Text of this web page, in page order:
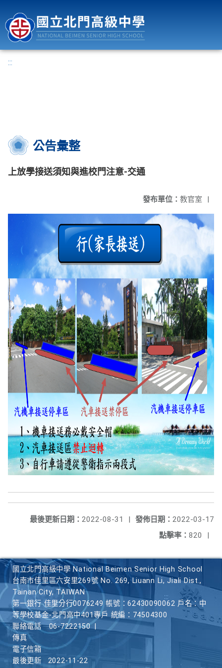
:::
公告彙整
上放學接送須知與進校門注意-交通
發布單位： 教官室 |
發佈日期： 2022-03-17
最後更新日期： 2022-08-31
|
點擊率： 820 |
國立北門高級中學 National Beimen Senior High School
台南市佳里區六安里269號 No. 269, Liuann Li, Jiali Dist.,
Tainan City, TAIWAN
第一銀行 佳里分行0076249 帳號：62430090062 戶名：中
等學校基金-北門高中401專戶 統編：74504300
聯絡電話
06-7222150
傳真
電子信箱
最後更新
2022-11-22